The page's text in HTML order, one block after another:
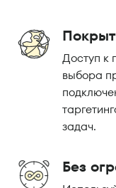
Доступ к
выбора
задач.
Без